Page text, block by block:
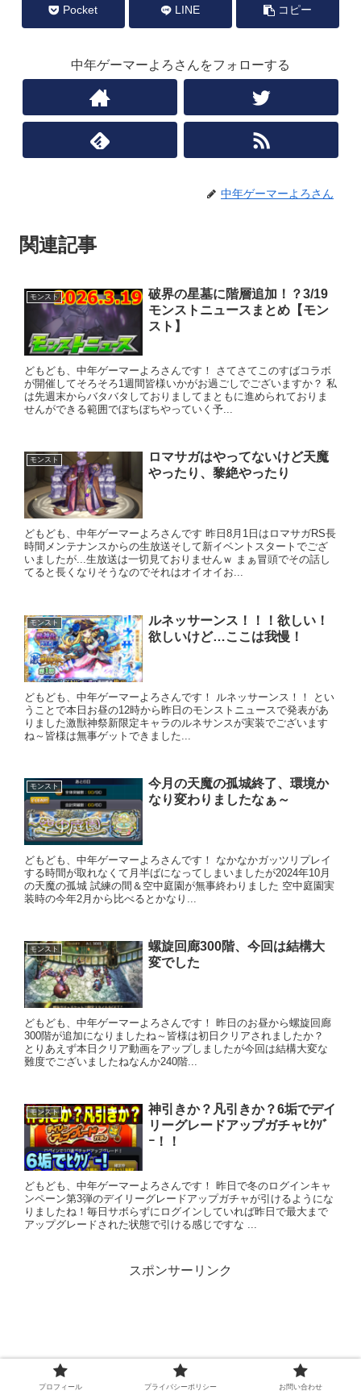
Pocket LINE コピー
中年ゲーマーよろさんをフォローする
中年ゲーマーよろさん
関連記事
モンスト
破界の星墓に階層追加！？3/19
モンストニュースまとめ【モン
スト】
どもども、中年ゲーマーよろさんです！ さてさてこのすばコラボ
が開催してそろそろ1週間皆様いかがお過ごしでございますか？ 私
は先週末からバタバタしておりましてまともに進められておりま
せんができる範囲でぼちぼちやっていく予...
モンスト
ロマサガはやってないけど天魔
やったり、黎絶やったり
どもども、中年ゲーマーよろさんです 昨日8月1日はロマサガRS長
時間メンテナンスからの生放送そして新イベントスタートでござ
いましたが...生放送は一切見ておりませんｗ まぁ冒頭でその話し
てると長くなりそうなのでそれはオイオイお...
モンスト
ルネッサーンス！！！欲しい！
欲しいけど…ここは我慢！
どもども、中年ゲーマーよろさんです！ ルネッサーンス！！ とい
うことで本日お昼の12時から昨日のモンストニュースで発表があ
りました激獣神祭新限定キャラのルネサンスが実装でございます
ね～皆様は無事ゲットできました...
モンスト
今月の天魔の孤城終了、環境か
なり変わりましたなぁ～
どもども、中年ゲーマーよろさんです！ なかなかガッツリプレイ
する時間が取れなくて月半ばになってしまいましたが2024年10月
の天魔の孤城 試練の間＆空中庭園が無事終わりました 空中庭園実
装時の今年2月から比べるとかなり...
モンスト
螺旋回廊300階、今回は結構大
変でした
どもども、中年ゲーマーよろさんです！ 昨日のお昼から螺旋回廊
300階が追加になりましたね～皆様は初日クリアされましたか？
とりあえず本日クリア動画をアップしましたが今回は結構大変な
難度でございましたねなんか240階...
モンスト
神引きか？凡引きか？6垢でデイ
リーグレードアップガチャﾋｸｿﾞ
ｰ！！
どもども、中年ゲーマーよろさんです！ 昨日で冬のログインキャ
ンペーン第3弾のデイリーグレードアップガチャが引けるようにな
りましたね！毎日サボらずにログインしていれば昨日で最大まで
アップグレードされた状態で引ける感じですな ...
スポンサーリンク
プロフィール プライバシーポリシー お問い合わせ